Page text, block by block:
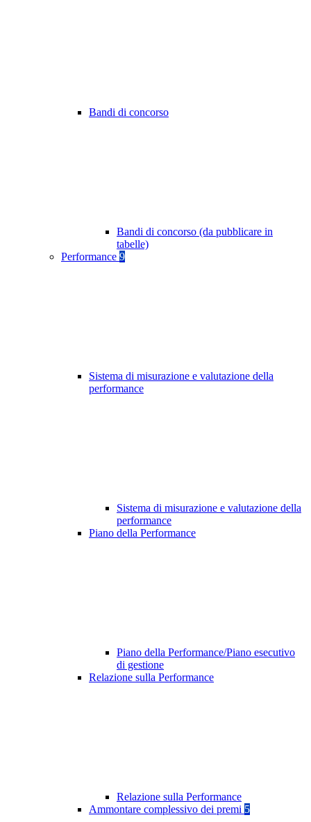
Bandi di concorso
Bandi di concorso (da pubblicare in
tabelle)
Performance 9
Sistema di misurazione e valutazione della
performance
Sistema di misurazione e valutazione della
performance
Piano della Performance
Piano della Performance/Piano esecutivo
di gestione
Relazione sulla Performance
Relazione sulla Performance
Ammontare complessivo dei premi 5